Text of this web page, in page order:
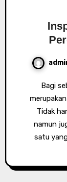
Bagi sebagian besar perempuan, fashion
Tidak
namun
satu